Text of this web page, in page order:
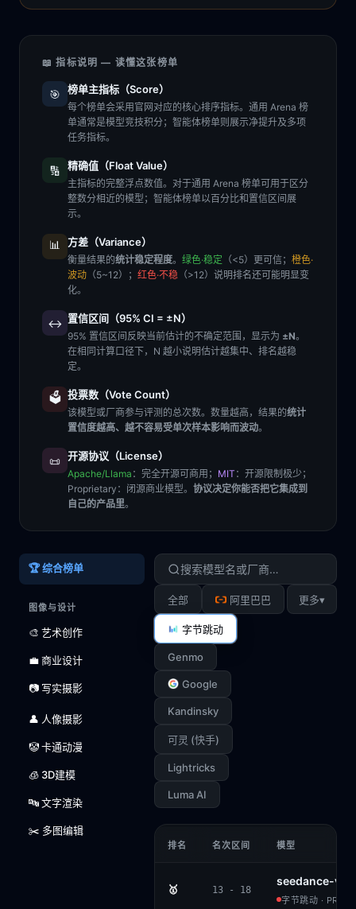
📖 指标说明 — 读懂这张榜单
🎯 榜单主指标（Score）
每个榜单会采用官网对应的核心排序指标。通用 Arena 榜
单通常是模型竞技积分；智能体榜单则展示净提升及多项
任务指标。
🔢 精确值（Float Value）
主指标的完整浮点数值。对于通用 Arena 榜单可用于区分
整数分相近的模型；智能体榜单以百分比和置信区间展
示。
📊 方差（Variance）
衡量结果的统计稳定程度。 绿色·稳定 （<5）更可信； 橙色·
波动 （5~12）； 红色·不稳 （>12）说明排名还可能明显变
化。
↔️ 置信区间（95% CI = ±N）
95% 置信区间反映当前估计的不确定范围，显示为 ±N。
在相同计算口径下，N 越小说明估计越集中、排名越稳
定。
🗳️ 投票数（Vote Count）
该模型或厂商参与评测的总次数。数量越高，结果的统计
置信度越高、越不容易受单次样本影响而波动。
📜 开源协议（License）
Apache/Llama ：完全开源可商用； MIT ：开源限制极少；
Proprietary ：闭源商业模型。 协议决定你能否把它集成到
自己的产品里。
🏆 综合榜单
图像与设计
🎨 艺术创作
💼 商业设计
📷 写实摄影
👤 人像摄影
🤡 卡通动漫
🧊 3D建模
🔤 文字渲染
✂️ 多图编辑
全部 阿里巴巴
字节跳动
Genmo
Google
Kandinsky
可灵 (快手)
Lightricks
Luma AI
更多▾
排名 名次区间 模型
🥇 13 - 18
seedance-
字节跳动 ·